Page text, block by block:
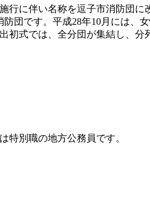
に伴い名称を逗子市消防団に
団です。平成28年10月には、
式では、全分団が集結し、
特別職の地方公務員です。